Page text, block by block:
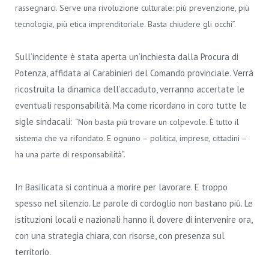
rassegnarci. Serve una rivoluzione culturale: più prevenzione, più
tecnologia, più etica imprenditoriale. Basta chiudere gli occhi”.
Sull’incidente è stata aperta un’inchiesta dalla Procura di
Potenza, affidata ai Carabinieri del Comando provinciale. Verrà
ricostruita la dinamica dell’accaduto, verranno accertate le
eventuali responsabilità. Ma come ricordano in coro tutte le
sigle sindacali: “Non basta più trovare un colpevole. È tutto il
sistema che va rifondato. E ognuno – politica, imprese, cittadini –
ha una parte di responsabilità”.
In Basilicata si continua a morire per lavorare. E troppo
spesso nel silenzio. Le parole di cordoglio non bastano più. Le
istituzioni locali e nazionali hanno il dovere di intervenire ora,
con una strategia chiara, con risorse, con presenza sul
territorio.